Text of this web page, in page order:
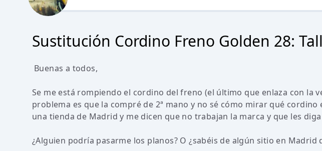
Sustitución Cordino Freno Golden 28:
Buenas a todos,
Se me está rompiendo el cordino del freno (el último que enlaza con la
problema es que la compré de 2ª mano y no sé cómo mirar qué
una tienda de Madrid y me dicen que no trabajan la marca y que les
¿Alguien podría pasarme los planos? O ¿sabéis de algún sitio en Madrid